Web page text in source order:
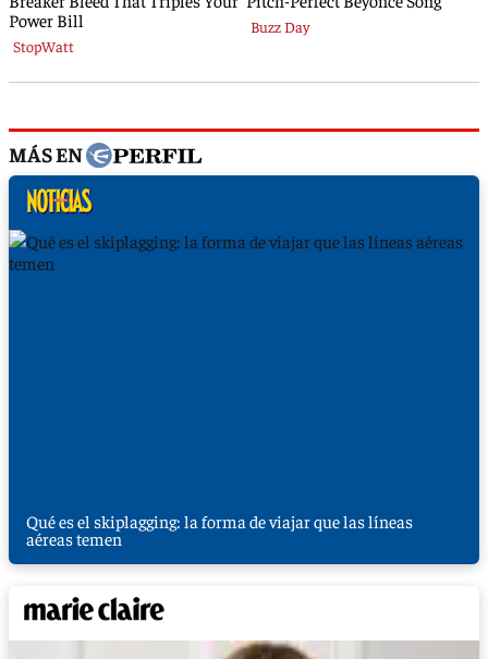
MÁS EN
Qué es el skiplagging: la forma de viajar que las líneas
aéreas temen